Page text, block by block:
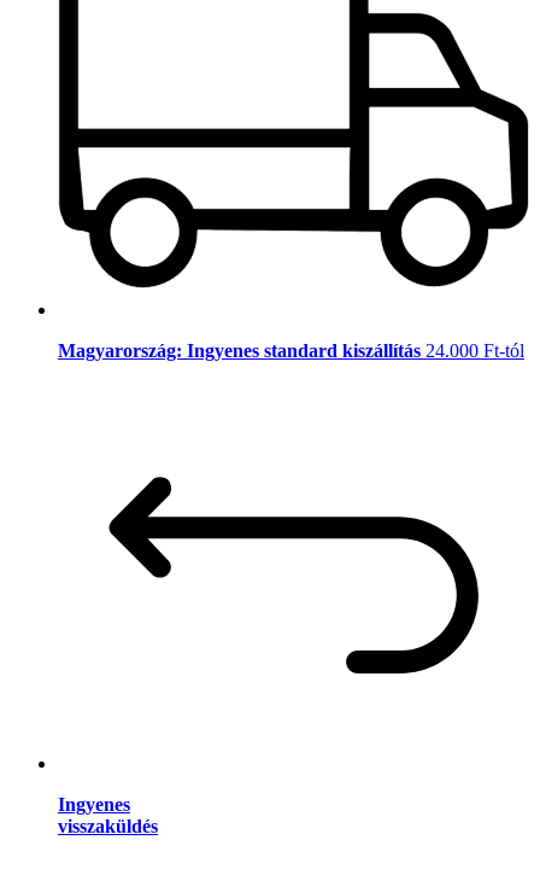
Magyarország: Ingyenes standard kiszállítás 24.000 Ft-tól
Ingyenes
visszaküldés